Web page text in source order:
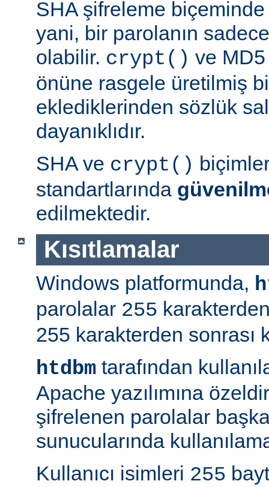
SHA şifreleme
yani, bir parolanın
olabilir. crypt() ve
önüne rasgele üretilmiş
eklediklerinden sözlük
dayanıklıdır.
SHA ve crypt()
standartlarında
edilmektedir.
Kısıtlamalar
Windows platformunda,
parolalar 255
255 karakterden sonrası
htdbm tarafından
Apache yazılımına
şifrelenen parolalar
sunucularında
Kullanıcı isimleri 255